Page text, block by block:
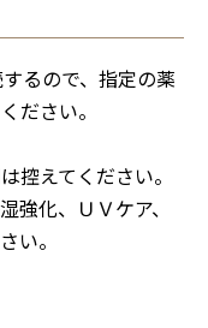
るので、指定の薬
ださい。
えてください。
化、ＵＶケア、
い。